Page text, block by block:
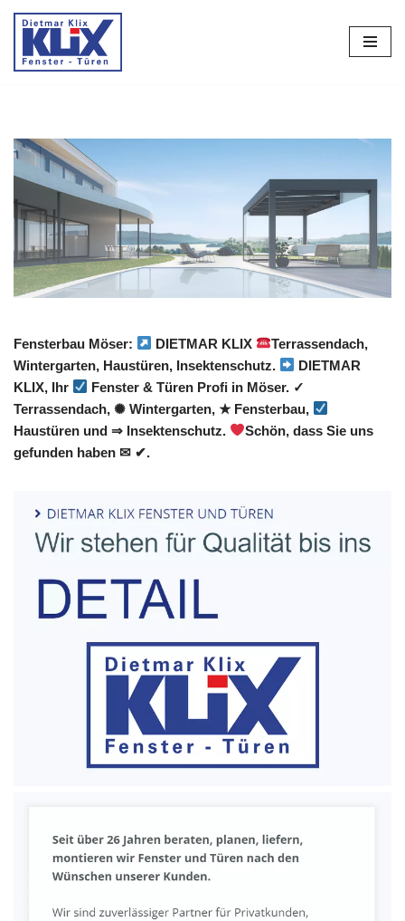
Zum
Inhalt
Fensterbau Möser: DIETMAR KLIX
Terrassendach,
Wintergarten, Haustüren, Insektenschutz.
DIETMAR
KLIX, Ihr
Fenster & Türen Profi in Möser. ✓
Terrassendach, ✺ Wintergarten, ★ Fensterbau,
Haustüren und ⇒ Insektenschutz.
Schön, dass Sie uns
gefunden haben ✉ ✔.